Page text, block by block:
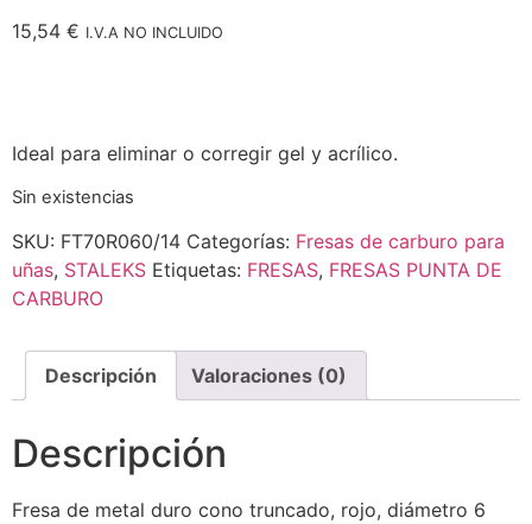
15,54 € I.V.A NO INCLUIDO
Ideal para eliminar o corregir gel y acrílico.
Sin existencias
SKU: FT70R060/14 Categorías: Fresas de carburo para
uñas, STALEKS Etiquetas: FRESAS, FRESAS PUNTA DE
CARBURO
Descripción Valoraciones (0)
Descripción
Fresa de metal duro cono truncado, rojo, diámetro 6